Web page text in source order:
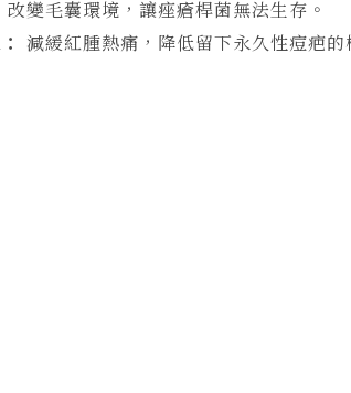
改變毛囊環境，讓痤瘡桿菌無法生存。
減緩紅腫熱痛，降低留下永久性痘疤的